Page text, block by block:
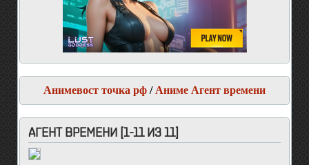
Анимевост точка рф / Аниме Агент времени
АГЕНТ ВРЕМЕНИ [1-11 ИЗ 11]